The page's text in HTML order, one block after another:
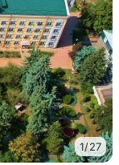
1/27